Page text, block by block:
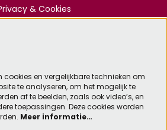
& Cookies
voor de nieuwsbrief
Aanmelden
cookies en vergelijkbare technieken om
te analyseren, om het mogelijk te
af te beelden, zoals ook video’s, en
toepassingen. Deze cookies worden
Meer informatie…